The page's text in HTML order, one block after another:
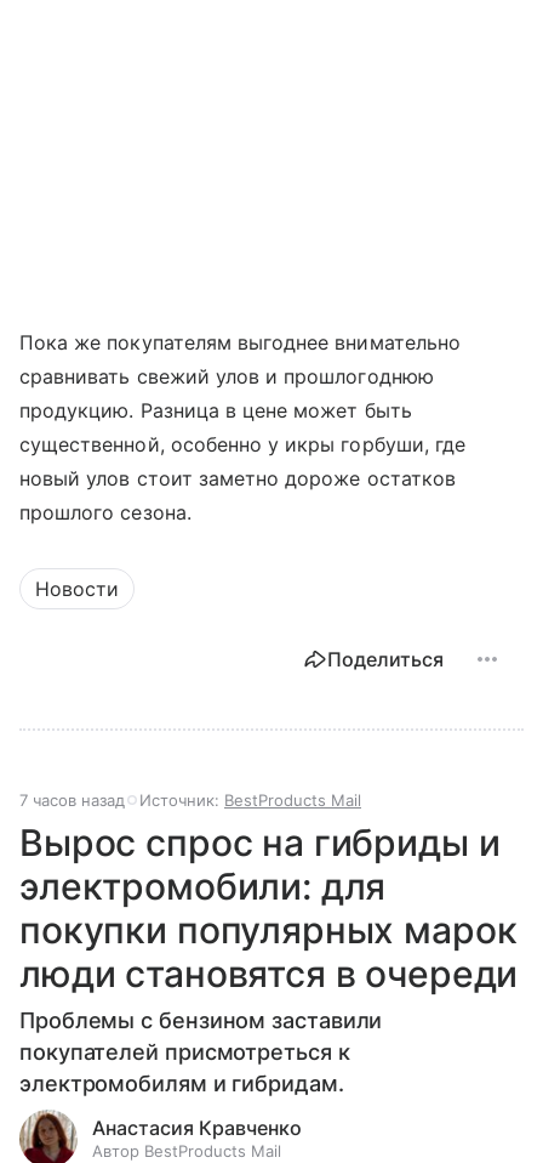
Пока же покупателям выгоднее внимательно
сравнивать свежий улов и прошлогоднюю
продукцию. Разница в цене может быть
существенной, особенно у икры горбуши, где
новый улов стоит заметно дороже остатков
прошлого сезона.
Новости
Поделиться
7 часов назад Источник: BestProducts Mail
Вырос спрос на гибриды и
электромобили: для
покупки популярных марок
люди становятся в очереди
Проблемы с бензином заставили
покупателей присмотреться к
электромобилям и гибридам.
Анастасия Кравченко
Автор BestProducts Mail